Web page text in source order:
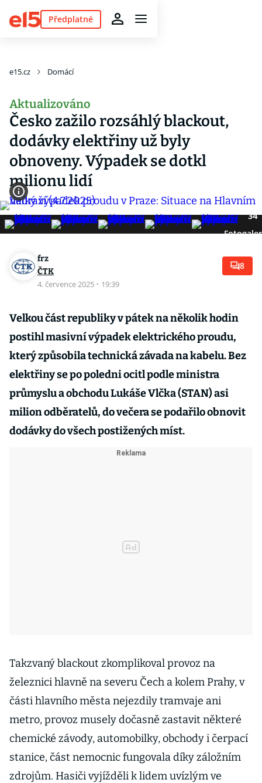
Předplatné
e15.cz Domácí
Aktualizováno
Česko zažilo rozsáhlý blackout,
dodávky elektřiny už byly
obnoveny. Výpadek se dotkl
milionu lidí
34
frz
ČTK
4. července 2025 · 19:39
8
Velkou část republiky v pátek na několik hodin
postihl masivní výpadek elektrického proudu,
který způsobila technická závada na kabelu. Bez
elektřiny se po poledni ocitl podle ministra
průmyslu a obchodu Lukáše Vlčka (STAN) asi
milion odběratelů, do večera se podařilo obnovit
dodávky do všech postižených míst.
Takzvaný blackout zkomplikoval provoz na
železnici hlavně na severu Čech a kolem Prahy, v
části hlavního města nejezdily tramvaje ani
metro, provoz musely dočasně zastavit některé
chemické závody, automobilky, obchody i čerpací
stanice, část nemocnic fungovala díky záložním
zdrojům. Hasiči vyjížděli k lidem uvízlým ve